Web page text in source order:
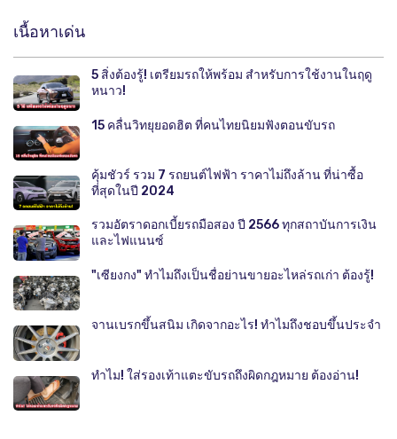
เนื้อหาเด่น
5 สิ่งต้องรู้! เตรียมรถให้พร้อม สำหรับการใช้งานในฤดู
หนาว!
15 คลื่นวิทยุยอดฮิต ที่คนไทยนิยมฟังตอนขับรถ
คุ้มชัวร์ รวม 7 รถยนต์ไฟฟ้า ราคาไม่ถึงล้าน ที่น่าซื้อ
ที่สุดในปี 2024
รวมอัตราดอกเบี้ยรถมือสอง ปี 2566 ทุกสถาบันการเงิน
และไฟแนนซ์
"เซียงกง" ทำไมถึงเป็นชื่อย่านขายอะไหล่รถเก่า ต้องรู้!
จานเบรกขึ้นสนิม เกิดจากอะไร! ทำไมถึงชอบขึ้นประจำ
ทำไม! ใส่รองเท้าแตะขับรถถึงผิดกฎหมาย ต้องอ่าน!